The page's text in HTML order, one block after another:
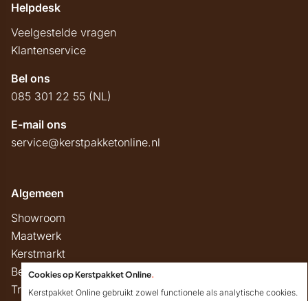
Helpdesk
Veelgestelde vragen
Klantenservice
Bel ons
085 301 22 55 (NL)
E-mail ons
service@kerstpakketonline.nl
Algemeen
Showroom
Maatwerk
Kerstmarkt
Belastingregels
Track & Trace
Cookies op Kerstpakket Online.
Kerstpakket Online gebruikt zowel functionele als analytische cookies.